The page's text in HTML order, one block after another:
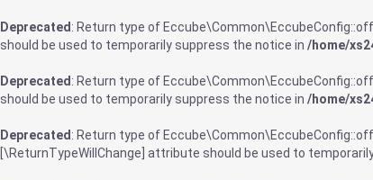
Deprecated : Return type of
should be used to temporarily suppress the notice in /home/
Deprecated : Return type of
should be used to temporarily suppress the notice in /home/
Deprecated : Return type of
[\ReturnTypeWillChange] attribute should be used to